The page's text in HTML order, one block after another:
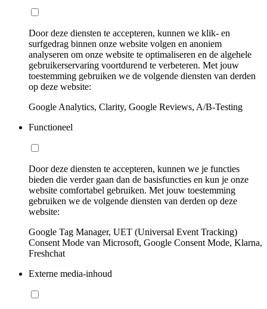
Door deze diensten te accepteren, kunnen we klik- en
surfgedrag binnen onze website volgen en anoniem
analyseren om onze website te optimaliseren en de algehele
gebruikerservaring voortdurend te verbeteren. Met jouw
toestemming gebruiken we de volgende diensten van derden
op deze website:
Google Analytics, Clarity, Google Reviews, A/B-Testing
Functioneel
Door deze diensten te accepteren, kunnen we je functies
bieden die verder gaan dan de basisfuncties en kun je onze
website comfortabel gebruiken. Met jouw toestemming
gebruiken we de volgende diensten van derden op deze
website:
Google Tag Manager, UET (Universal Event Tracking)
Consent Mode van Microsoft, Google Consent Mode, Klarna,
Freshchat
Externe media-inhoud